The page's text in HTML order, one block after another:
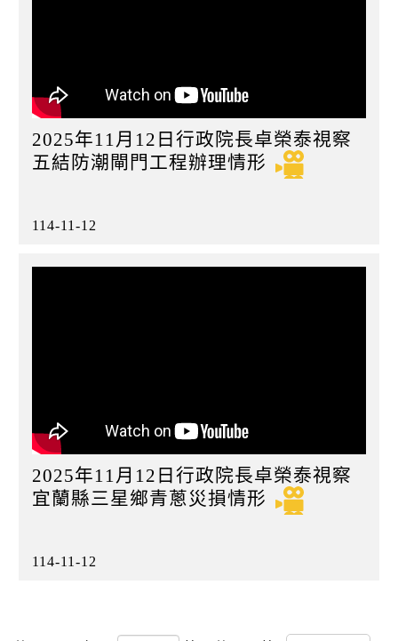
2025年11月12日行政院長卓榮泰視察
五結防潮閘門工程辦理情形
114-11-12
2025年11月12日行政院長卓榮泰視察
宜蘭縣三星鄉青蔥災損情形
114-11-12